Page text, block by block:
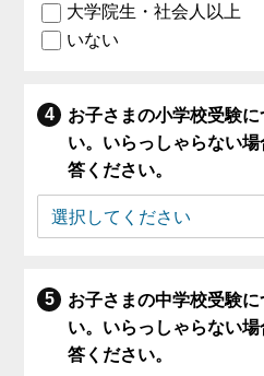
大学院生・社会人以上
いない
お子さまの小学校受験
い。いらっしゃらない
答ください。
お子さまの中学校受験
い。いらっしゃらない
答ください。